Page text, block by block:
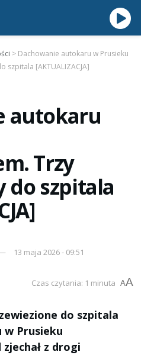
> Dachowanie autokaru w Prusieku
szpitala [AKTUALIZACJA]
autokaru
Trzy
do szpitala
13 maja 2026 - 09:51
Czas czytania: 1 minuta AA
do szpitala
w Prusieku
z drogi